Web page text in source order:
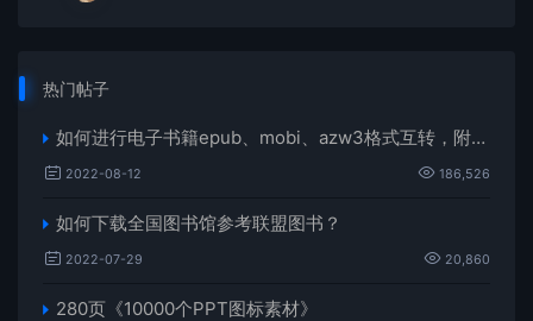
热门帖子
如何进行电子书籍epub、mobi、azw3格式互转，附海量电子书籍资源
2022-08-12 186,526
如何下载全国图书馆参考联盟图书？
2022-07-29 20,860
280页《10000个PPT图标素材》